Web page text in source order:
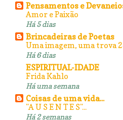
Pensamentos e
Amor e Paixão
Há 5 dias
Brincadeiras de Poetas
Uma imagem, uma trova
Há 6 dias
ESPIRITUAL-IDADE
Frida Kahlo
Há uma semana
Coisas de uma vida...
"A U S E N T E S"...
Há 2 semanas